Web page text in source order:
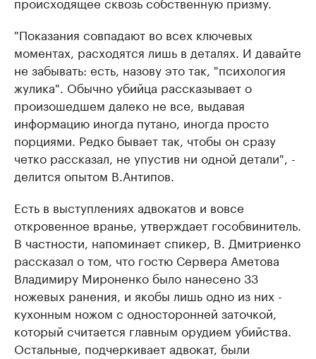
"Показания совпадают во всех ключевых
моментах, расходятся лишь в деталях. И давайте
не забывать: есть, назову это так, "психология
жулика". Обычно убийца рассказывает о
произошедшем далеко не все, выдавая
информацию иногда путано, иногда просто
порциями. Редко бывает так, чтобы он сразу
четко рассказал, не упустив ни одной детали", -
делится опытом В.Антипов.
Есть в выступлениях адвокатов и вовсе
откровенное вранье, утверждает гособвинитель.
В частности, напоминает спикер, В. Дмитриенко
рассказал о том, что гостю Сервера Аметова
Владимиру Мироненко было нанесено 33
ножевых ранения, и якобы лишь одно из них -
кухонным ножом с односторонней заточкой,
который считается главным орудием убийства.
Остальные, подчеркивает адвокат, были